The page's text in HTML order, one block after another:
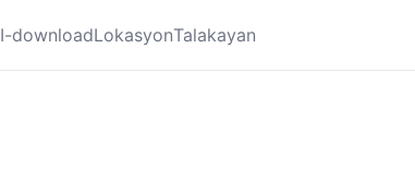
I-downloadLokasyonTalakayan